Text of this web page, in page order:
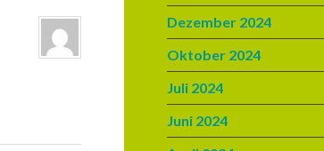
Dezember 2024
Oktober 2024
Juli 2024
Juni 2024